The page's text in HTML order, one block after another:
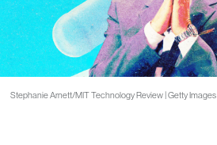
Stephanie Arnett/MIT Technology Review | Getty Images